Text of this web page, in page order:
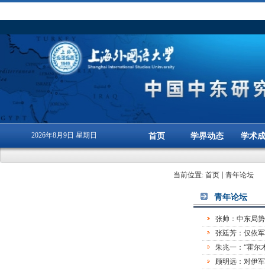
2026年8月9日 星期日 首页 学界动态 学术
当前位置: 首页 青年论坛
青年论坛
张帅：中东局
张廷芳：仅依
朱兆一：“霍尔
顾明远：对伊